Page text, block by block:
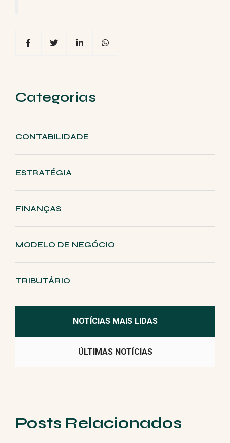
Categorias
CONTABILIDADE
ESTRATÉGIA
FINANÇAS
MODELO DE NEGÓCIO
TRIBUTÁRIO
NOTÍCIAS MAIS LIDAS
ÚLTIMAS NOTÍCIAS
Posts Relacionados